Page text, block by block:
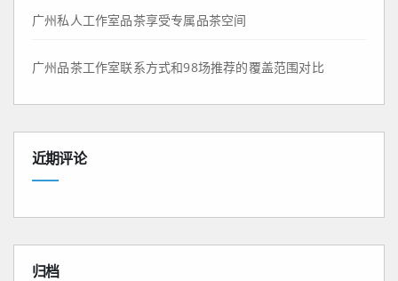
广州私人工作室品茶享受专属品茶空间
广州品茶工作室联系方式和98场推荐的覆盖范围对比
近期评论
归档